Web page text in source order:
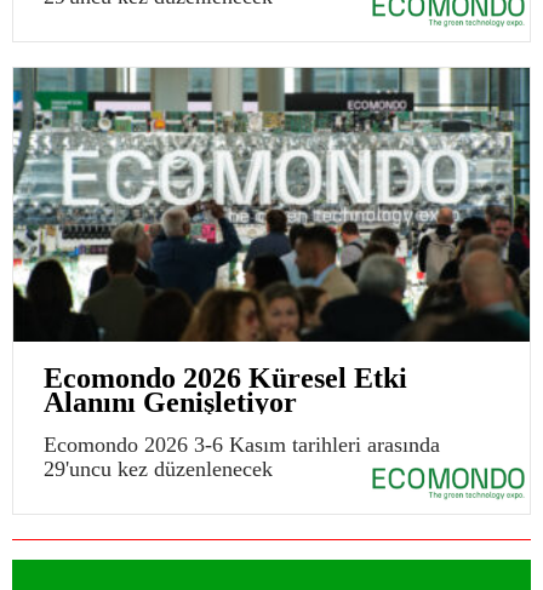
Ecomondo 2026 Küresel Etki
Alanını Genişletiyor
Ecomondo 2026 3-6 Kasım tarihleri arasında
29'uncu kez düzenlenecek